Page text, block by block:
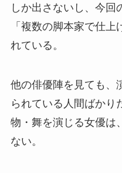
しか出さないし、今回
「複数の脚本家で仕
れている。
他の俳優陣を見ても、
られている人間ばかり
物・舞を演じる女優は
ない。